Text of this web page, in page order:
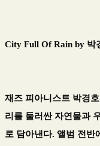
City Full Of Rain by 박
재즈 피아니스트 박경
리를 둘러싼 자연물과
로 담아낸다. 앨범 전반